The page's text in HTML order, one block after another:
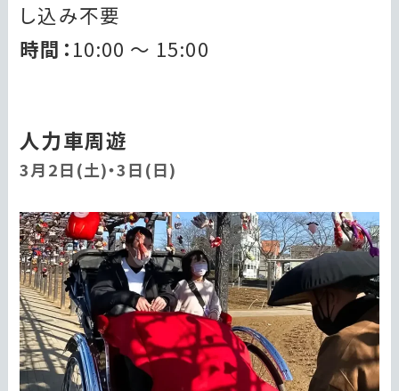
し込み不要
時間：10:00 ～ 15:00
人力車周遊
3月2日(土)・3日(日)